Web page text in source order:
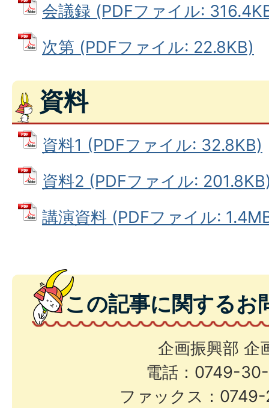
会議録 (PDFファイル:
次第 (PDFファイル: 22.8KB)
資料
資料1 (PDFファイル: 32.8KB)
資料2 (PDFファイル:
講演資料 (PDFファイル:
この記事に関するお
企画振興部 企
電話：0749-
ファックス：